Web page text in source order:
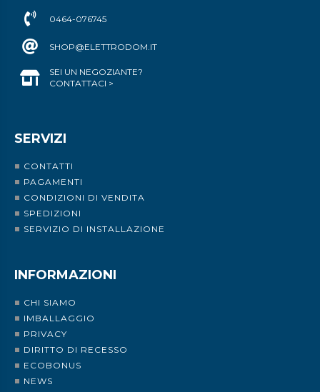
0464-076745
SHOP@ELETTRODOM.IT
SEI UN NEGOZIANTE?
CONTATTACI >
SERVIZI
CONTATTI
PAGAMENTI
CONDIZIONI DI VENDITA
SPEDIZIONI
SERVIZIO DI INSTALLAZIONE
INFORMAZIONI
CHI SIAMO
IMBALLAGGIO
PRIVACY
DIRITTO DI RECESSO
ECOBONUS
NEWS